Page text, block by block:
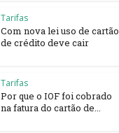
Tarifas
Com nova lei uso de cartão
de crédito deve cair
Tarifas
Por que o IOF foi cobrado
na fatura do cartão de...